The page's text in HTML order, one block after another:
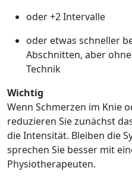
oder +2 Intervalle
oder etwas schneller
Abschnitten, aber
Technik
Wichtig
Wenn Schmerzen im Knie
reduzieren Sie zunächst
die Intensität. Bleiben die
sprechen Sie besser mit
Physiotherapeuten.